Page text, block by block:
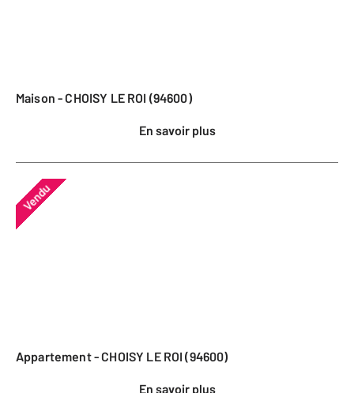
Maison - CHOISY LE ROI (94600)
En savoir plus
Vendu
Appartement - CHOISY LE ROI (94600)
En savoir plus